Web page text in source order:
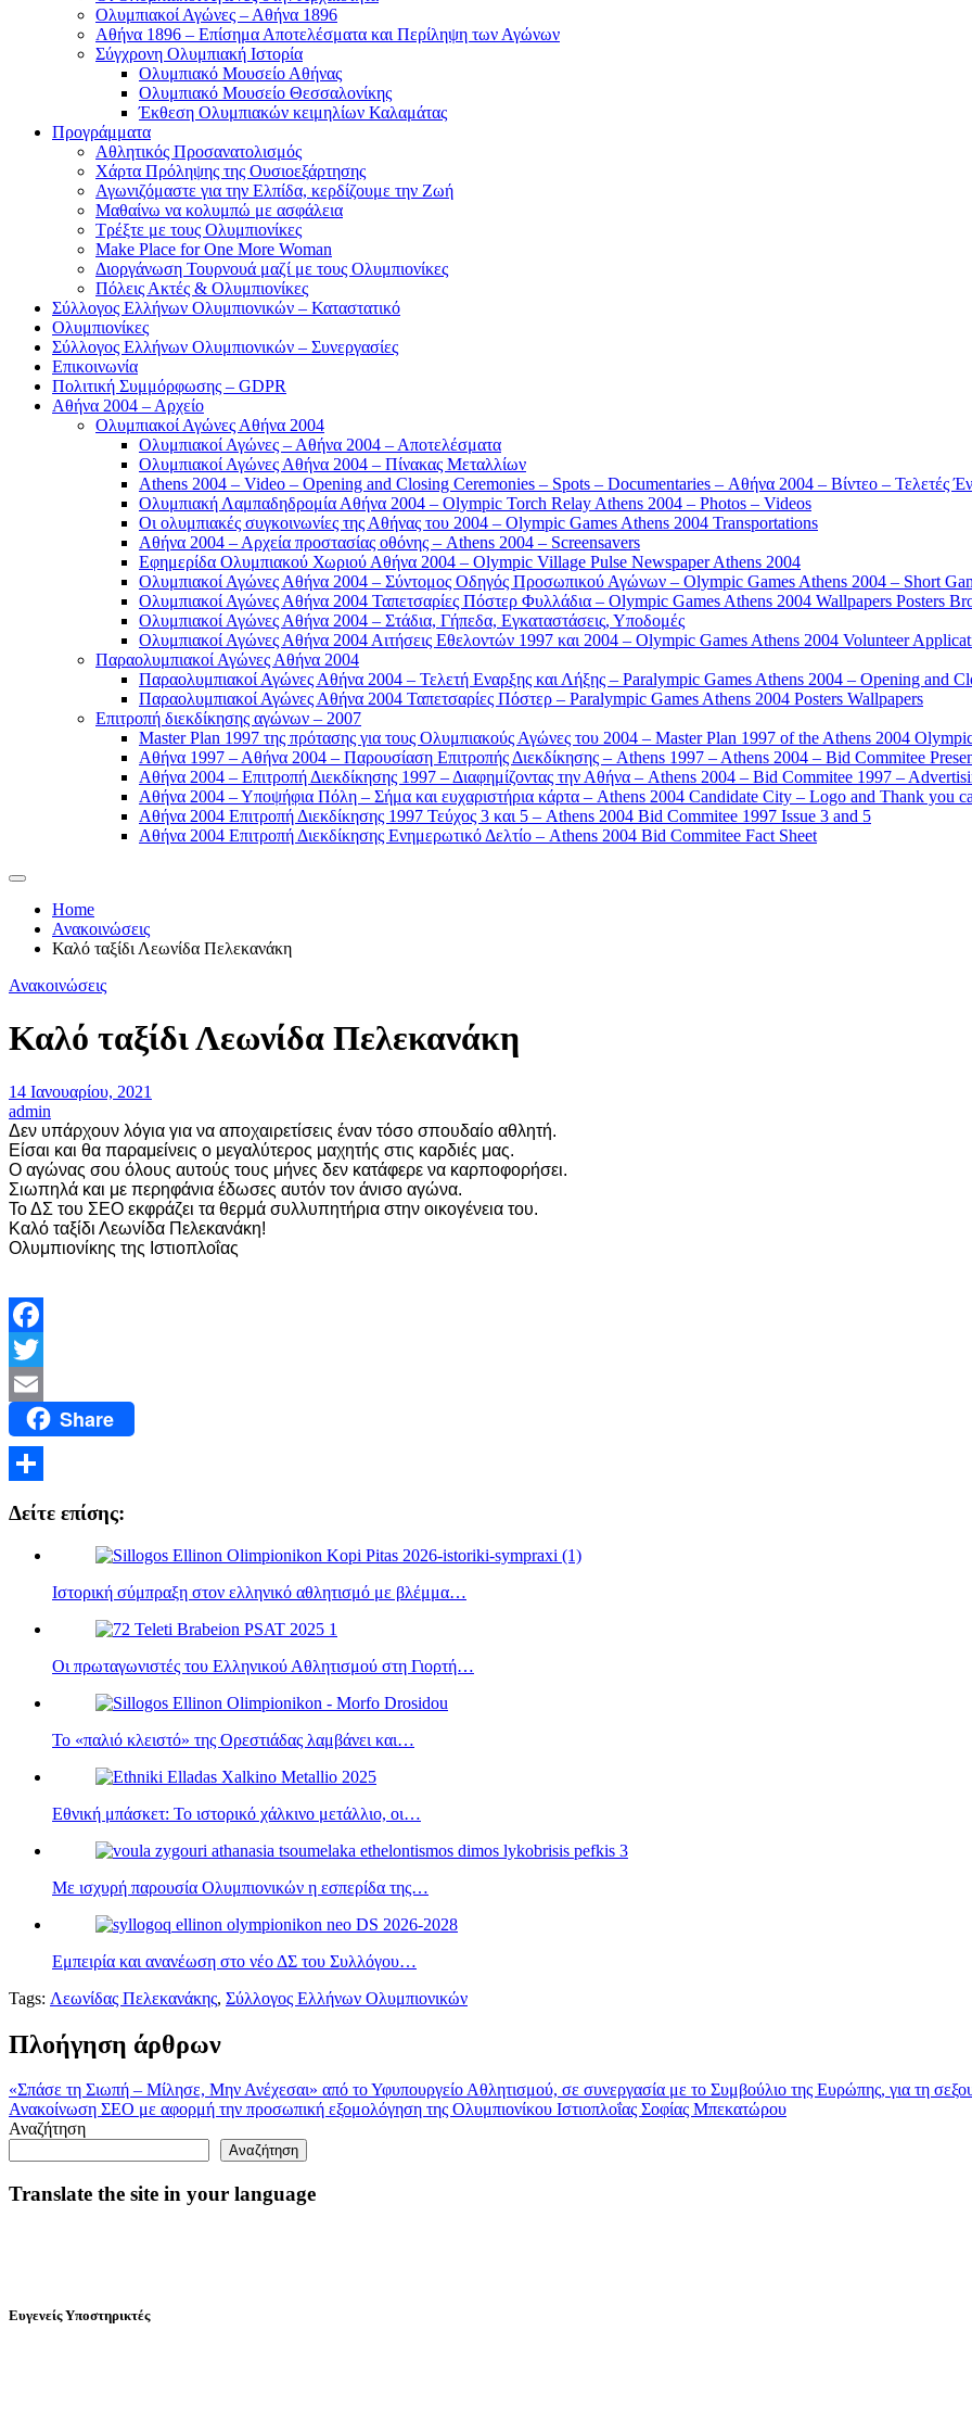
Ολυμπιακοί Αγώνες – Αθήνα 1896
Αθήνα 1896 – Επίσημα Αποτελέσματα και Περίληψη των Αγώνων
Σύγχρονη Ολυμπιακή Ιστορία
Ολυμπιακό Μουσείο Αθήνας
Ολυμπιακό Μουσείο Θεσσαλονίκης
Έκθεση Ολυμπιακών κειμηλίων Καλαμάτας
Προγράμματα
Αθλητικός Προσανατολισμός
Χάρτα Πρόληψης της Ουσιοεξάρτησης
Αγωνιζόμαστε για την Ελπίδα, κερδίζουμε την Ζωή
Μαθαίνω να κολυμπώ με ασφάλεια
Τρέξτε με τους Ολυμπιονίκες
Make Place for One More Woman
Διοργάνωση Τουρνουά μαζί με τους Ολυμπιονίκες
Πόλεις Ακτές & Ολυμπιονίκες
Σύλλογος Ελλήνων Ολυμπιονικών – Καταστατικό
Ολυμπιονίκες
Σύλλογος Ελλήνων Ολυμπιονικών – Συνεργασίες
Επικοινωνία
Πολιτική Συμμόρφωσης – GDPR
Αθήνα 2004 – Αρχείο
Ολυμπιακοί Αγώνες Αθήνα 2004
Ολυμπιακοί Αγώνες – Αθήνα 2004 – Αποτελέσματα
Ολυμπιακοί Αγώνες Αθήνα 2004 – Πίνακας Μεταλλίων
Athens 2004 – Video – Opening and Closing Ceremonies – Spots – Documentaries – Αθήνα 2004 – Βίντεο – Τελετές
Ολυμπιακή Λαμπαδηδρομία Αθήνα 2004 – Olympic Torch Relay Athens 2004 – Photos – Videos
Οι ολυμπιακές συγκοινωνίες της Αθήνας του 2004 – Olympic Games Athens 2004 Transportations
Αθήνα 2004 – Αρχεία προστασίας οθόνης – Athens 2004 – Screensavers
Εφημερίδα Ολυμπιακού Χωριού Αθήνα 2004 – Olympic Village Pulse Newspaper Athens 2004
Ολυμπιακοί Αγώνες Αθήνα 2004 – Σύντομος Οδηγός Προσωπικού Αγώνων – Olympic Games Athens 2004 – Short
Ολυμπιακοί Αγώνες Αθήνα 2004 Ταπετσαρίες Πόστερ Φυλλάδια – Olympic Games Athens 2004 Wallpapers Posters
Ολυμπιακοί Αγώνες Αθήνα 2004 – Στάδια, Γήπεδα, Εγκαταστάσεις, Υποδομές
Ολυμπιακοί Αγώνες Αθήνα 2004 Αιτήσεις Εθελοντών 1997 και 2004 – Olympic Games Athens 2004 Volunteer
Παραολυμπιακοί Αγώνες Αθήνα 2004
Παραολυμπιακοί Αγώνες Αθήνα 2004 – Τελετή Εναρξης και Λήξης – Paralympic Games Athens 2004 – Opening and
Παραολυμπιακοί Αγώνες Αθήνα 2004 Ταπετσαρίες Πόστερ – Paralympic Games Athens 2004 Posters Wallpapers
Επιτροπή διεκδίκησης αγώνων – 2007
Master Plan 1997 της πρότασης για τους Ολυμπιακούς Αγώνες του 2004 – Master Plan 1997 of the Athens 2004
Αθήνα 1997 – Αθήνα 2004 – Παρουσίαση Επιτροπής Διεκδίκησης – Athens 1997 – Athens 2004 – Bid Commitee
Αθήνα 2004 – Επιτροπή Διεκδίκησης 1997 – Διαφημίζοντας την Αθήνα – Athens 2004 – Bid Commitee 1997 –
Αθήνα 2004 – Υποψήφια Πόλη – Σήμα και ευχαριστήρια κάρτα – Athens 2004 Candidate City – Logo and Thank you
Αθήνα 2004 Επιτροπή Διεκδίκησης 1997 Τεύχος 3 και 5 – Athens 2004 Bid Commitee 1997 Issue 3 and 5
Αθήνα 2004 Επιτροπή Διεκδίκησης Ενημερωτικό Δελτίο – Athens 2004 Bid Commitee Fact Sheet
Home
Ανακοινώσεις
Καλό ταξίδι Λεωνίδα Πελεκανάκη
Ανακοινώσεις
Καλό ταξίδι Λεωνίδα Πελεκανάκη
14 Ιανουαρίου, 2021
admin
Δεν υπάρχουν λόγια για να αποχαιρετίσεις έναν τόσο σπουδαίο αθλητή.
Είσαι και θα παραμείνεις ο μεγαλύτερος μαχητής στις καρδιές μας.
Ο αγώνας σου όλους αυτούς τους μήνες δεν κατάφερε να καρποφορήσει.
Σιωπηλά και με περηφάνια έδωσες αυτόν τον άνισο αγώνα.
Το ΔΣ του ΣΕΟ εκφράζει τα θερμά συλλυπητήρια στην οικογένεια του.
Καλό ταξίδι Λεωνίδα Πελεκανάκη!
Ολυμπιονίκης της Ιστιοπλοΐας
Facebook
Twitter
Email Share
Δείτε επίσης:
Ιστορική σύμπραξη στον ελληνικό αθλητισμό με βλέμμα…
Οι πρωταγωνιστές του Ελληνικού Αθλητισμού στη Γιορτή…
Το «παλιό κλειστό» της Ορεστιάδας λαμβάνει και…
Εθνική μπάσκετ: Το ιστορικό χάλκινο μετάλλιο, οι…
Με ισχυρή παρουσία Ολυμπιονικών η εσπερίδα της…
Εμπειρία και ανανέωση στο νέο ΔΣ του Συλλόγου…
Tags: Λεωνίδας Πελεκανάκης, Σύλλογος Ελλήνων Ολυμπιονικών
Πλοήγηση άρθρων
«Σπάσε τη Σιωπή – Μίλησε, Μην Ανέχεσαι» από το Υφυπουργείο Αθλητισμού, σε συνεργασία με το Συμβούλιο της Ευρώπης, για τη
Ανακοίνωση ΣΕΟ με αφορμή την προσωπική εξομολόγηση της Ολυμπιονίκου Ιστιοπλοΐας Σοφίας Μπεκατώρου
Αναζήτηση
Αναζήτηση
Translate the site in your language
Ευγενείς Υποστηρικτές